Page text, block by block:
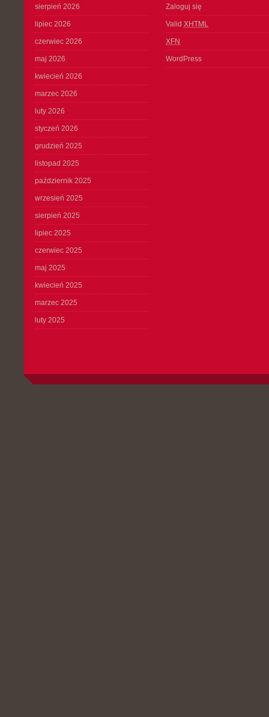
sierpień 2026
lipiec 2026
czerwiec 2026
maj 2026
kwiecień 2026
marzec 2026
luty 2026
styczeń 2026
grudzień 2025
listopad 2025
październik 2025
wrzesień 2025
sierpień 2025
lipiec 2025
czerwiec 2025
maj 2025
kwiecień 2025
marzec 2025
luty 2025
Zaloguj się
Valid XHTML
XFN
WordPress